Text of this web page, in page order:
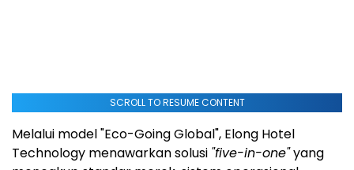
SCROLL TO RESUME CONTENT
Melalui model "Eco-Going Global", Elong Hotel
Technology menawarkan solusi "five-in-one"yang